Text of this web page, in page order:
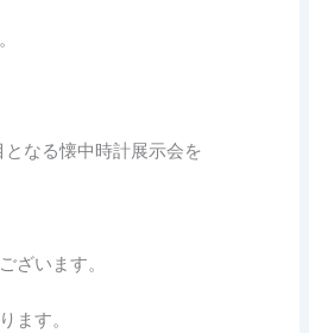
なる懐中時計展示会を
ざいます。
ます。